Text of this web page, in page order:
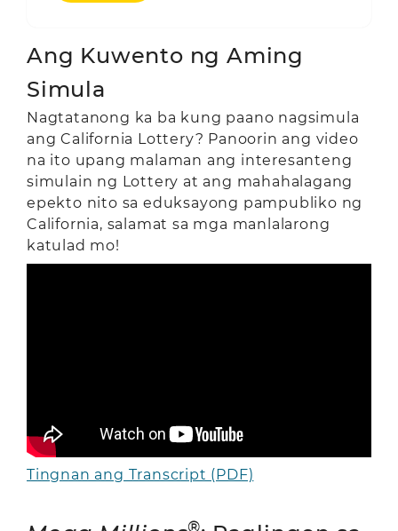
Ang Kuwento ng Aming
Simula
Nagtatanong ka ba kung paano nagsimula
ang California Lottery? Panoorin ang video
na ito upang malaman ang interesanteng
simulain ng Lottery at ang mahahalagang
epekto nito sa eduksayong pampubliko ng
California, salamat sa mga manlalarong
katulad mo!
Tingnan ang Transcript (PDF)